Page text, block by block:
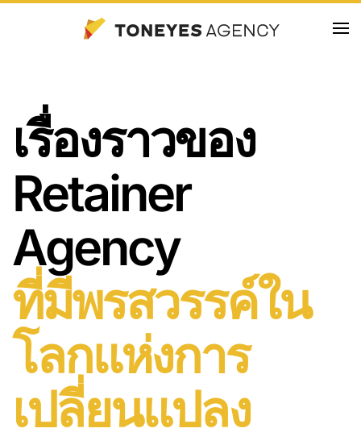
content
เรื่องราวของ
Retainer
Agency
ที่มีพรสวรรค์ใน
โลกแห่งการ
เปลี่ยนแปลง